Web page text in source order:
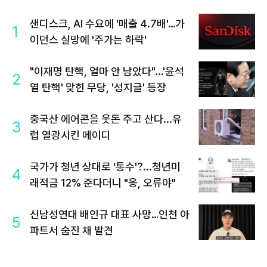
1
샌디스크, AI 수요에 '매출 4.7배'…가
이던스 실망에 '주가는 하락'
2
"이재명 탄핵, 얼마 안 남았다"...'윤석
열 탄핵' 맞힌 무당, '성지글' 등장
3
중국산 에어콘을 웃돈 주고 산다...유
럽 열광시킨 메이디
4
국가가 청년 상대로 '통수'?...청년미
래적금 12% 준다더니 "응, 오류야"
5
신남성연대 배인규 대표 사망…인천 아
파트서 숨진 채 발견